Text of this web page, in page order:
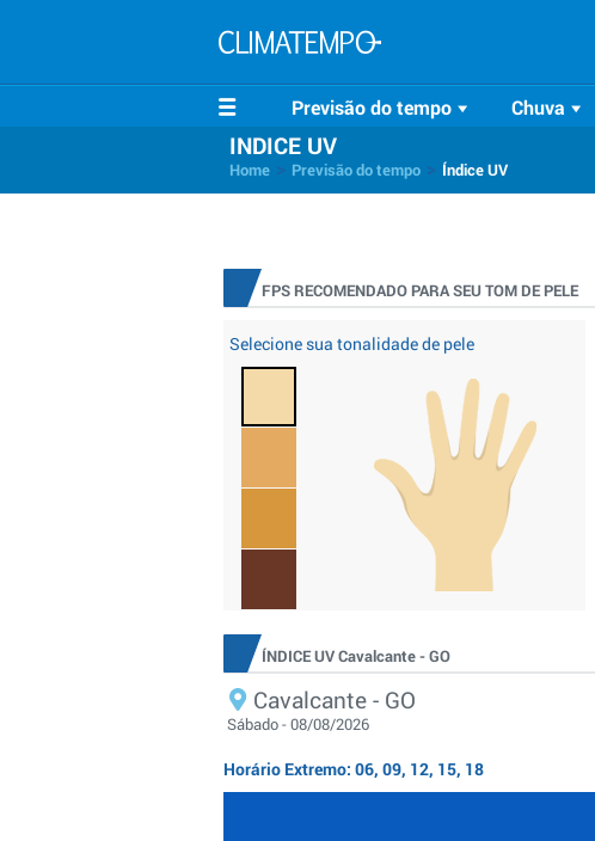
Previsão do tempo Chuva
INDICE UV
Home Previsão do tempo Índice UV
FPS RECOMENDADO PARA SEU TOM DE PELE
Selecione sua tonalidade de pele
ÍNDICE UV Cavalcante - GO
Cavalcante - GO
Sábado - 08/08/2026
Horário Extremo: 06, 09, 12, 15, 18